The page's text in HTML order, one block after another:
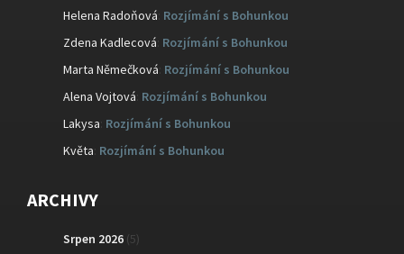
Helena Radoňová Rozjímání s Bohunkou
Zdena Kadlecová Rozjímání s Bohunkou
Marta Němečková Rozjímání s Bohunkou
Alena Vojtová Rozjímání s Bohunkou
Lakysa: Rozjímání s Bohunkou
Květa: Rozjímání s Bohunkou
ARCHIVY
Srpen 2026 (5)